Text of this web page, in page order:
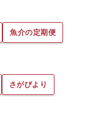
魚介の定期便
さがびより